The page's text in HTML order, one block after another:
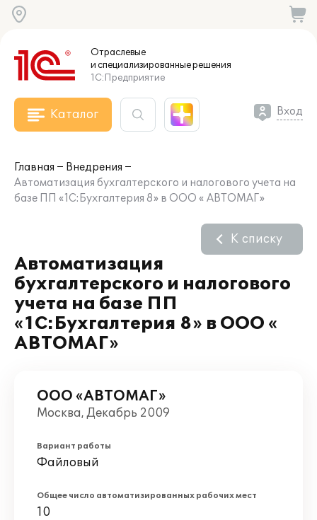
Отраслевые
и специализированныерешения
1С:Предприятие
Каталог Вход
Главная
Внедрения
Автоматизация бухгалтерского и налогового учета на
базе ПП «1С:Бухгалтерия 8» в ООО « АВТОМАГ»
Автоматизация
бухгалтерского и налогового
учета на базе ПП
«1С:Бухгалтерия 8» в ООО «
АВТОМАГ»
К списку
ООО «АВТОМАГ»
Москва, Декабрь 2009
Вариант работы
Файловый
Общее число автоматизированных рабочих мест
10